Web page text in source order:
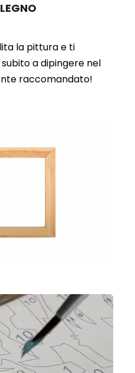
la pittura e ti
a dipingere nel
raccomandato!